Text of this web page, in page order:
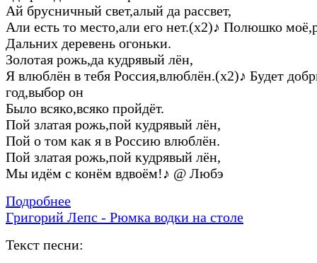
Ай брусничный свет,алый да рассвет,
Али есть то место,али его нет.(х2)♪ Полюшко
Дальних деревень огоньки.
Золотая рожь,да кудрявый лён,
Я влюблён в тебя Россия,влюблён.(х2)♪ Будет
год,выбор он
Было всяко,всяко пройдёт.
Пой златая рожь,пой кудрявый лён,
Пой о том как я в Россию влюблён.
Пой златая рожь,пой кудрявый лён,
Мы идём с конём вдвоём!♪ @ Любэ
Подробнее
Григорий Лепс - Рюмка водки на столе
Текст песни: